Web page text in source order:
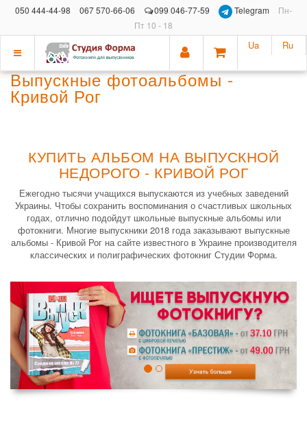
050 444-44-98 067 570-66-06 099 046-77-59 Telegram
Пн-
Пт 10 - 18
Показать
меню
Ua Ru
Выпускные фотоальбомы -
Кривой Рог
КУПИТЬ АЛЬБОМ НА ВЫПУСКНОЙ
НЕДОРОГО - КРИВОЙ РОГ
Ежегодно тысячи учащихся выпускаются из учебных заведений
Украины. Чтобы сохранить воспоминания о счастливых школьных
годах, отлично подойдут школьные выпускные альбомы или
фотокниги. Многие выпускники 2018 года заказывают выпускные
альбомы - Кривой Рог на сайте известного в Украине производителя
классических и полиграфических фотокниг Студии Форма.